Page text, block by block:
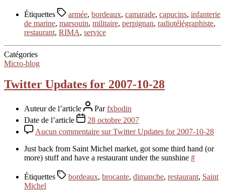
Étiquettes armée, bordeaux, camarade, capucins, infanterie
de marine, marsouin, militaire, perpignan, radiotélégraphiste,
restaurant, RIMA, service
Catégories
Micro-blog
Twitter Updates for 2007-10-28
Auteur de l’article Parfxbodin
Date de l’article
28 octobre 2007
Aucun commentaire sur Twitter Updates for 2007-10-28
Just back from Saint Michel market, got some third hand (or
more) stuff and have a restaurant under the sunshine #
Étiquettes bordeaux, brocante, dimanche, restaurant, Saint
Michel